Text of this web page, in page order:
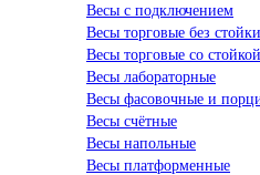
Весы с подключением
Весы торговые без стойки
Весы торговые со стойкой
Весы лабораторные
Весы фасовочные и
Весы счётные
Весы напольные
Весы платформенные